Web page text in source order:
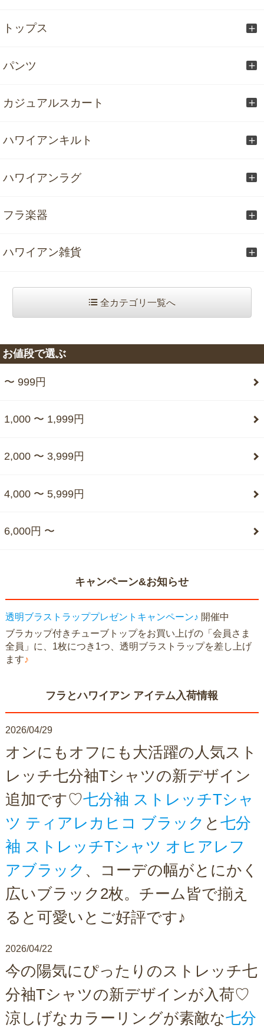
トップス
パンツ
カジュアルスカート
ハワイアンキルト
ハワイアンラグ
フラ楽器
ハワイアン雑貨
全カテゴリ一覧へ
お値段で選ぶ
〜 999円
1,000 〜 1,999円
2,000 〜 3,999円
4,000 〜 5,999円
6,000円 〜
キャンペーン&お知らせ
透明ブラストラッププレゼントキャンペーン♪ 開催中
ブラカップ付きチューブトップをお買い上げの「会員さま
全員」に、1枚につき1つ、透明ブラストラップを差し上げ
ます♪
フラとハワイアン アイテム入荷情報
2026/04/29
オンにもオフにも大活躍の人気スト
レッチ七分袖Tシャツの新デザイン
追加です♡七分袖 ストレッチTシャ
ツ ティアレカヒコ ブラック と 七分
袖 ストレッチTシャツ オヒアレフ
アブラック 、コーデの幅がとにかく
広いブラック2枚。チーム皆で揃え
ると可愛いとご好評です♪
2026/04/22
今の陽気にぴったりのストレッチ七
分袖Tシャツの新デザインが入荷♡
涼しげなカラーリングが素敵な七分